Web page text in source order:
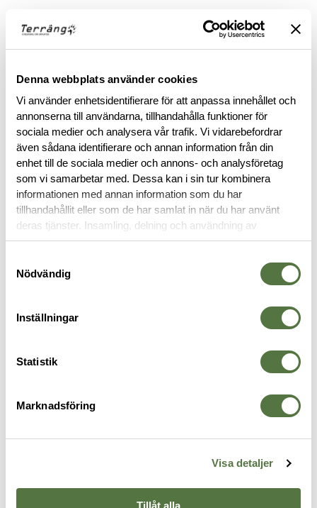
Denna webbplats använder cookies
Vi använder enhetsidentifierare för att anpassa innehållet och
annonserna till användarna, tillhandahålla funktioner för
sociala medier och analysera vår trafik. Vi vidarebefordrar
även sådana identifierare och annan information från din
enhet till de sociala medier och annons- och analysföretag
som vi samarbetar med. Dessa kan i sin tur kombinera
informationen med annan information som du har
tillhandahållit eller som de har samlat in när du har använt
deras tjänster. Insamling, delning och användning av
personuppgifter kan användas för personalisering av
Nödvändig
Inställningar
Statistik
Marknadsföring
Visa detaljer
Tillåt alla
Läs mer
BESKRIVNING
RECENSIONER
OM VARUMÄRKET
VERKTYG